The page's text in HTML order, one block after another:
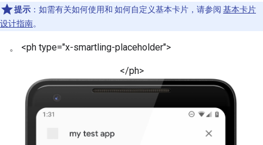
提示 ：如需有关如何使用和 如何自定义基本卡片，请参阅 基本卡片
设计指南。
。 <ph type="x-smartling-placeholder">
</ph>